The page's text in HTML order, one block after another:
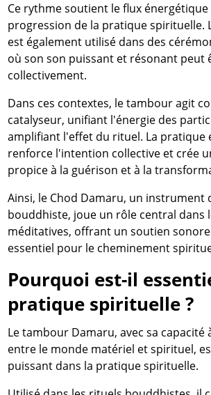
Ce rythme soutient le flux
progression de la pratique spirituelle.
est également utilisé dans des
où son son puissant et résonant peut
collectivement.
Dans ces contextes, le tambour agit
catalyseur, unifiant l'énergie des
amplifiant l'effet du rituel. La pratique
renforce l'intention collective et crée
propice à la guérison et à la
Ainsi, le Chod Damaru, un instrument
bouddhiste, joue un rôle central dans
méditatives, offrant un soutien
essentiel pour le cheminement
Pourquoi est-il
pratique spirituelle ?
Le tambour Damaru, avec sa capacité
entre le monde matériel et spirituel,
puissant dans la pratique spirituelle.